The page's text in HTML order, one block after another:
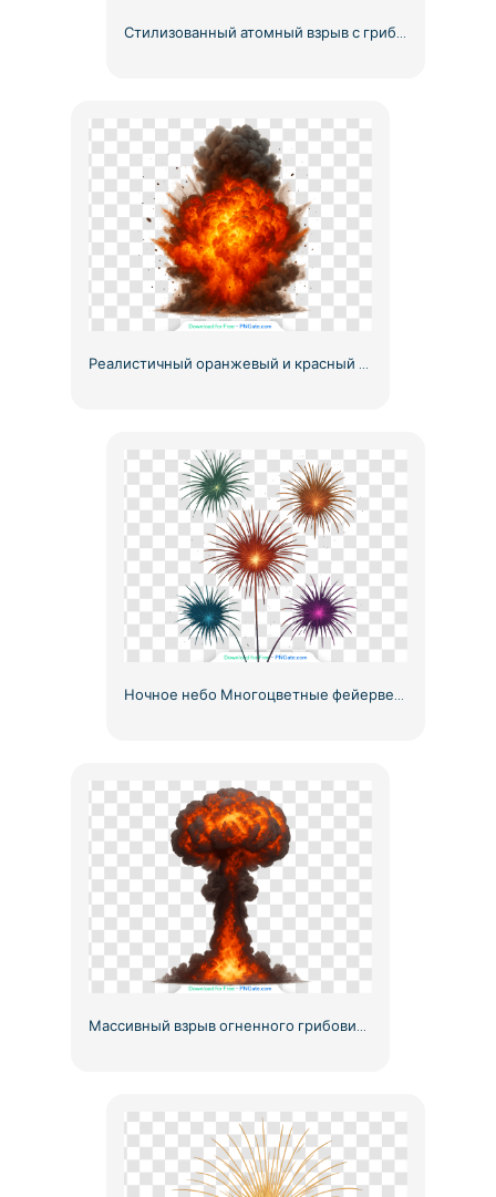
Стилизованный атомный взрыв с грибовидным облаком (бесплатный PNG)
Реалистичный оранжевый и красный взрыв с дымом Бесплатно PNG
Ночное небо Многоцветные фейерверки Взрывы Бесплатно PNG
Массивный взрыв огненного грибовидного облака (бесплатно PNG)